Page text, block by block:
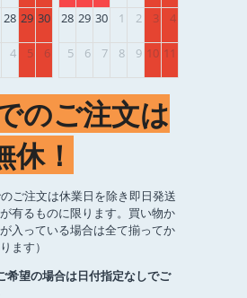
28 29 30
4 5 6
28 29 30 1 2 3 4
5 6 7 8 9 10 11
のご注文は
休！
ご注文は休業日を除き即日発送
有るものに限ります。買い物か
入っている場合は全て揃ってか
ます）
希望の場合は日付指定なしでご